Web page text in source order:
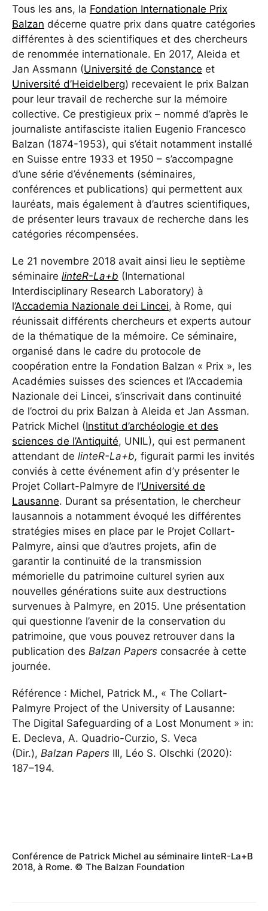
Tous les ans, la Fondation Internationale Prix
Balzan décerne quatre prix dans quatre catégories
différentes à des scientifiques et des chercheurs
de renommée internationale. En 2017, Aleida et
Jan Assmann (Université de Constance et
Université d’Heidelberg) recevaient le prix Balzan
pour leur travail de recherche sur la mémoire
collective. Ce prestigieux prix – nommé d’après le
journaliste antifasciste italien Eugenio Francesco
Balzan (1874-1953), qui s’était notamment installé
en Suisse entre 1933 et 1950 – s’accompagne
d’une série d’événements (séminaires,
conférences et publications) qui permettent aux
lauréats, mais également à d’autres scientifiques,
de présenter leurs travaux de recherche dans les
catégories récompensées.
Le 21 novembre 2018 avait ainsi lieu le septième
séminaire linteR-La+b (International
Interdisciplinary Research Laboratory) à
l’Accademia Nazionale dei Lincei, à Rome, qui
réunissait différents chercheurs et experts autour
de la thématique de la mémoire. Ce séminaire,
organisé dans le cadre du protocole de
coopération entre la Fondation Balzan « Prix », les
Académies suisses des sciences et l’Accademia
Nazionale dei Lincei, s’inscrivait dans continuité
de l’octroi du prix Balzan à Aleida et Jan Assman.
Patrick Michel (Institut d’archéologie et des
sciences de l’Antiquité, UNIL), qui est permanent
attendant de linteR-La+b, figurait parmi les invités
conviés à cette événement afin d’y présenter le
Projet Collart-Palmyre de l’Université de
Lausanne. Durant sa présentation, le chercheur
lausannois a notamment évoqué les différentes
stratégies mises en place par le Projet Collart-
Palmyre, ainsi que d’autres projets, afin de
garantir la continuité de la transmission
mémorielle du patrimoine culturel syrien aux
nouvelles générations suite aux destructions
survenues à Palmyre, en 2015. Une présentation
qui questionne l’avenir de la conservation du
patrimoine, que vous pouvez retrouver dans la
publication des Balzan Papers consacrée à cette
journée.
Référence : Michel, Patrick M., « The Collart-
Palmyre Project of the University of Lausanne:
The Digital Safeguarding of a Lost Monument » in:
E. Decleva, A. Quadrio-Curzio, S. Veca
(Dir.), Balzan Papers III, Léo S. Olschki (2020):
187–194.
Conférence de Patrick Michel au séminaire linteR-La+B
2018, à Rome. © The Balzan Foundation